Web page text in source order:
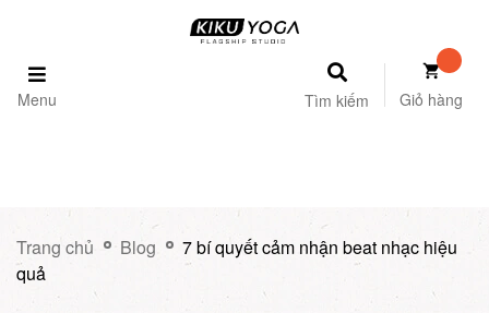
Menu Tìm kiếm Giỏ hàng
Trang chủ Blog
7 bí quyết cảm nhận beat nhạc hiệu
quả